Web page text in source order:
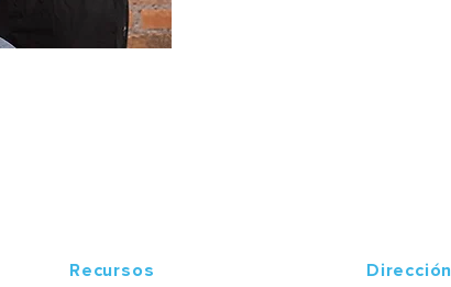
Recursos Dirección